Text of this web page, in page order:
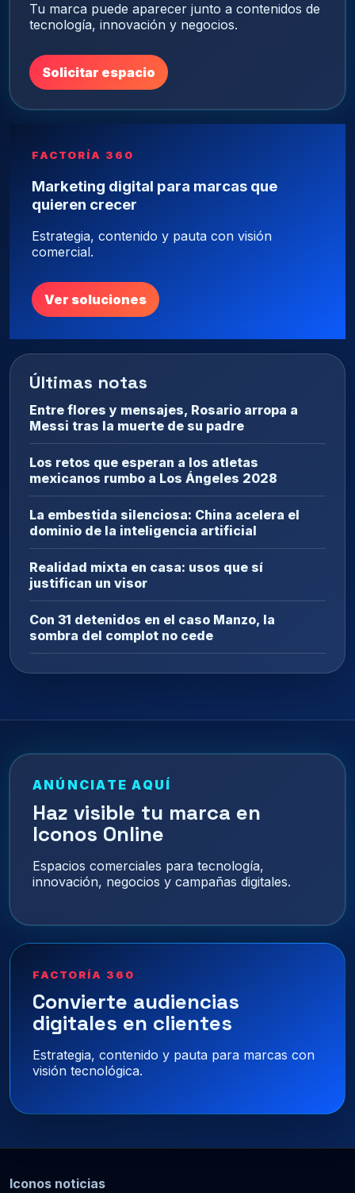
Tu marca puede aparecer junto a contenidos de
tecnología, innovación y negocios.
Solicitar espacio
FACTORÍA 360
Marketing digital para marcas que
quieren crecer
Estrategia, contenido y pauta con visión
comercial.
Ver soluciones
Últimas notas
Entre flores y mensajes, Rosario arropa a
Messi tras la muerte de su padre
Los retos que esperan a los atletas
mexicanos rumbo a Los Ángeles 2028
La embestida silenciosa: China acelera el
dominio de la inteligencia artificial
Realidad mixta en casa: usos que sí
justifican un visor
Con 31 detenidos en el caso Manzo, la
sombra del complot no cede
ANÚNCIATE AQUÍ
Haz visible tu marca en
Iconos Online
Espacios comerciales para tecnología,
innovación, negocios y campañas digitales.
FACTORÍA 360
Convierte audiencias
digitales en clientes
Estrategia, contenido y pauta para marcas con
visión tecnológica.
Iconos noticias